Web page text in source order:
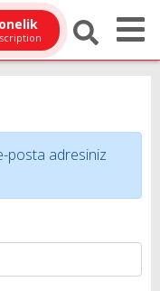
posta adresiniz